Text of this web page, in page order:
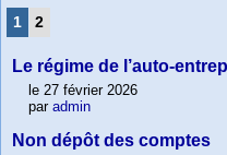
1 2
Le régime de l’auto-
le 27 février 2026
par admin
Non dépôt des comptes